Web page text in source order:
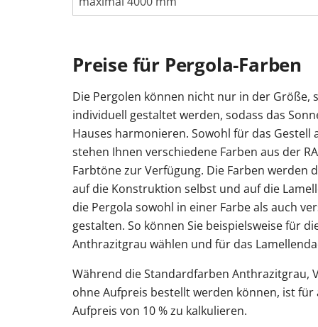
Preise für Pergola-Farben
Die Pergolen können nicht nur in der Größe,
individuell gestaltet werden, sodass das
Hauses harmonieren. Sowohl für das Gestell
stehen Ihnen verschiedene Farben aus der
Farbtöne zur Verfügung. Die Farben werden
auf die Konstruktion selbst und auf die
die Pergola sowohl in einer Farbe als auch
gestalten. So können Sie beispielsweise für
Anthrazitgrau wählen und für das
Während die Standardfarben Anthrazitgrau,
ohne Aufpreis bestellt werden können, ist für
Aufpreis von 10 % zu kalkulieren.